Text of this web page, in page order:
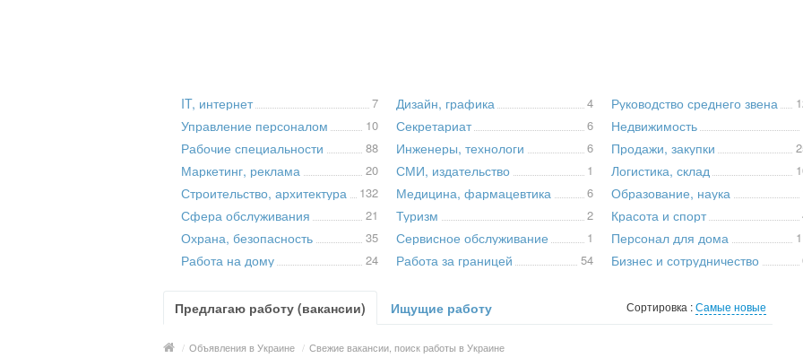
IT, интернет 7
Управление персоналом 10
Рабочие специальности 88
Маркетинг, реклама 20
Строительство, архитектура 132
Сфера обслуживания 21
Охрана, безопасность 35
Работа на дому 24
Дизайн, графика 4
Секретариат 6
Инженеры, технологи 6
СМИ, издательство 1
Медицина, фармацевтика 6
Туризм 2
Сервисное обслуживание 1
Работа за границей 54
Руководство среднего звена
Недвижимость
Продажи, закупки
Логистика, склад
Образование, наука
Красота и спорт
Персонал для дома
Бизнес и сотрудничество
Предлагаю работу (вакансии) Ищущие работу Сортировка :Самые новые
/ Объявления в Украине / Свежие вакансии, поиск работы в Украине